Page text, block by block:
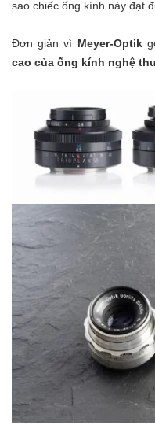
sao chiếc ống kính này đạt
Đơn giản vì Meyer-Optik
cao của ống kính nghệ